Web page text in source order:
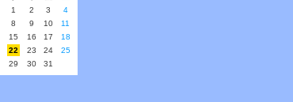
1
2 3
4
8 9 10
11
15 16 17
18
22 23 24
25
29 30 31